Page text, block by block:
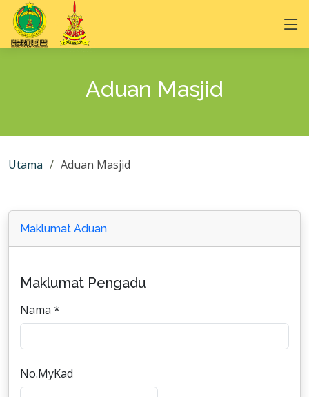
Aduan Masjid
Utama Aduan Masjid
Maklumat Aduan
Maklumat Pengadu
Nama *
No.MyKad